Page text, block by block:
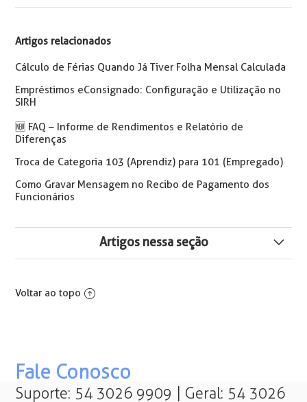
Artigos relacionados
Cálculo de Férias Quando Já Tiver Folha Mensal Calculada
Empréstimos eConsignado: Configuração e Utilização no
SIRH
🆕 FAQ – Informe de Rendimentos e Relatório de
Diferenças
Troca de Categoria 103 (Aprendiz) para 101 (Empregado)
Como Gravar Mensagem no Recibo de Pagamento dos
Funcionários
Artigos nessa seção
rescisões
REINTEGRAÇÃO - Novo Processo Reintegração
Incorrect Syntax Near ")" ao calcular uma rescisão
Voltar ao topo
Fale Conosco
Suporte: 54 3026 9909 | Geral: 54 3026